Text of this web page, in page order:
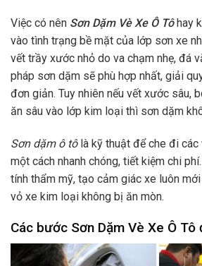
Việc có nên Sơn Dặm Vè Xe Ô Tôhay
vào tình trạng bề mặt của lớp sơn xe
vết trầy xước nhỏ do va chạm nhẹ, đá
pháp sơn dặm sẽ phù hợp nhất, giải
đơn giản. Tuy nhiên nếu vết xước sâu,
ăn sâu vào lớp kim loại thì sơn dặm
Sơn dặm ô tôlà kỹ thuật để che đi các
một cách nhanh chóng, tiết kiệm chi
tính thẩm mỹ, tạo cảm giác xe luôn
vỏ xe kim loại không bị ăn mòn.
Các bước Sơn Dặm Vè Xe Ô